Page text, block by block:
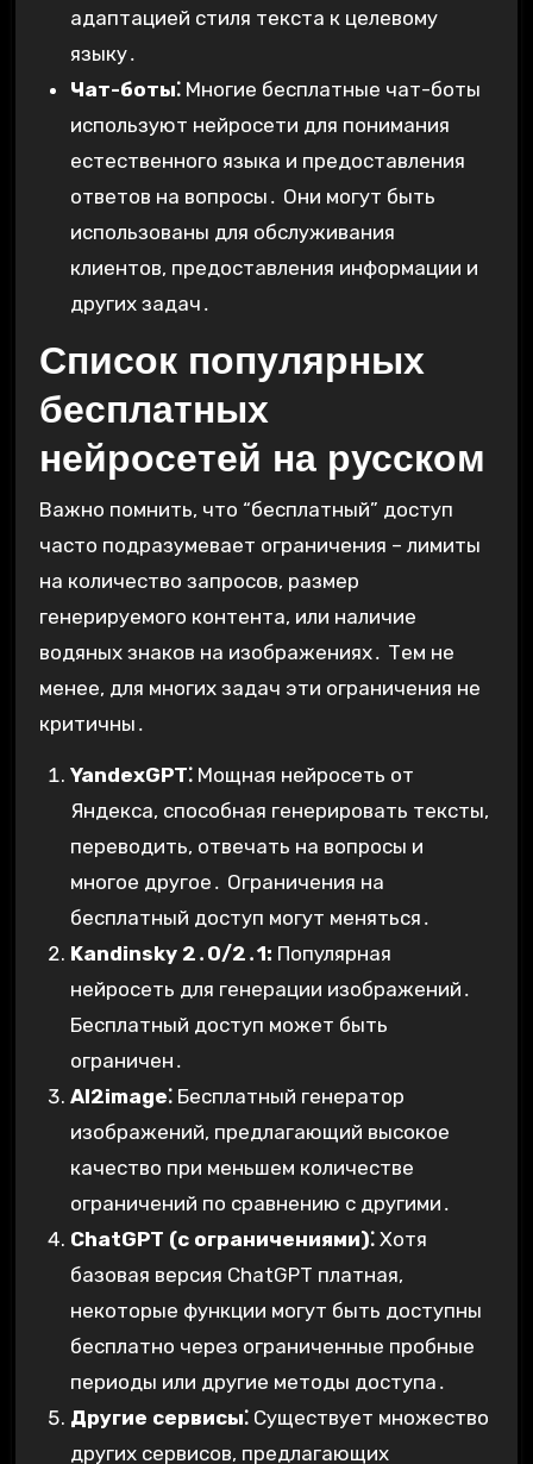
адаптацией стиля текста к целевому
языку․
Чат-боты⁚Многие бесплатные чат-боты
используют нейросети для понимания
естественного языка и предоставления
ответов на вопросы․ Они могут быть
использованы для обслуживания
клиентов, предоставления информации и
других задач․
Список популярных
бесплатных
нейросетей на русском
Важно помнить, что “бесплатный” доступ
часто подразумевает ограничения – лимиты
на количество запросов, размер
генерируемого контента, или наличие
водяных знаков на изображениях․ Тем не
менее, для многих задач эти ограничения не
критичны․
YandexGPT⁚Мощная нейросеть от
Яндекса, способная генерировать тексты,
переводить, отвечать на вопросы и
многое другое․ Ограничения на
бесплатный доступ могут меняться․
Kandinsky 2․0/2․1: Популярная
нейросеть для генерации изображений․
Бесплатный доступ может быть
ограничен․
AI2image⁚Бесплатный генератор
изображений, предлагающий высокое
качество при меньшем количестве
ограничений по сравнению с другими․
ChatGPT (с ограничениями)⁚Хотя
базовая версия ChatGPT платная,
некоторые функции могут быть доступны
бесплатно через ограниченные пробные
периоды или другие методы доступа․
Другие сервисы⁚Существует множество
других сервисов, предлагающих